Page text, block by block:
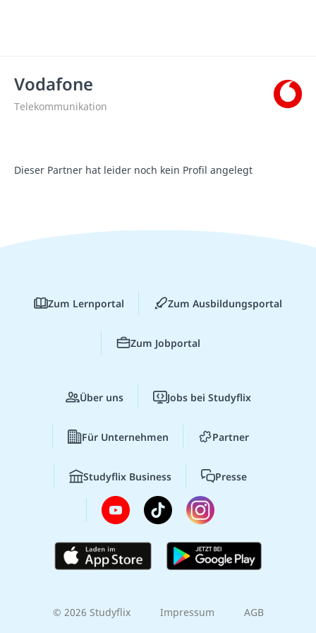
Vodafone
Telekommunikation
Dieser Partner hat leider noch kein Profil angelegt
Zum Lernportal Zum Ausbildungsportal
Zum Jobportal
Über uns Jobs bei Studyflix
Für Unternehmen Partner
Studyflix Business Presse
© 2026 Studyflix Impressum AGB